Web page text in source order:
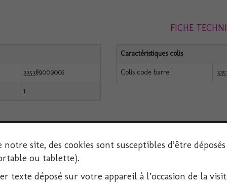
FICHE
335389009002
1
Caractéristiques colis
Colis code barre :
site, des cookies sont susceptibles d’être
ou tablette).
texte déposé sur votre appareil à l’occasion de la